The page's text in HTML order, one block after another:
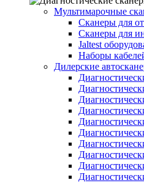
Мультимарочные
Сканеры для
Сканеры для
Jaltest
Наборы
Дилерские